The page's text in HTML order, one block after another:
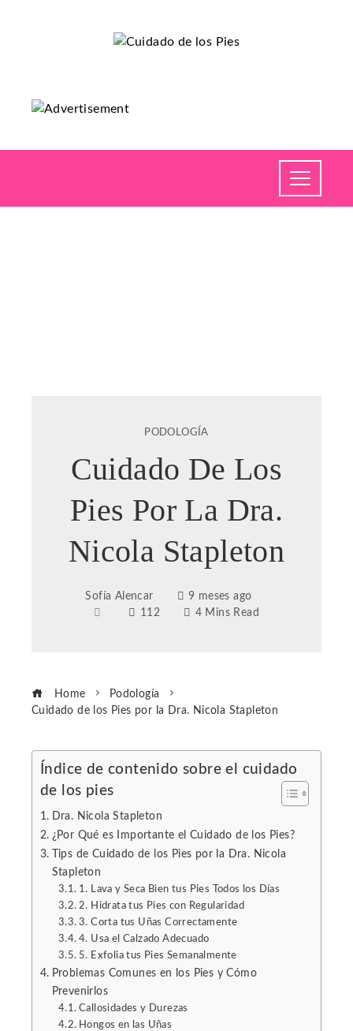
PODOLOGÍA
Cuidado De Los
Pies Por La Dra.
Nicola Stapleton
Sofía Alencar
9 meses ago
112
4 Mins Read
Home
Podología
Cuidado de los Pies por la Dra. Nicola Stapleton
Índice de contenido sobre el cuidado
de los pies
Dra. Nicola Stapleton
¿Por Qué es Importante el Cuidado de los Pies?
Tips de Cuidado de los Pies por la Dra. Nicola
Stapleton
1. Lava y Seca Bien tus Pies Todos los Días
2. Hidrata tus Pies con Regularidad
3. Corta tus Uñas Correctamente
4. Usa el Calzado Adecuado
5. Exfolia tus Pies Semanalmente
Problemas Comunes en los Pies y Cómo
Prevenirlos
Callosidades y Durezas
Hongos en las Uñas